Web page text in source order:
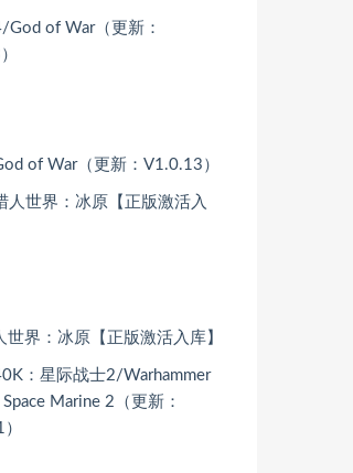
of War（更新：V1.0.13）
世界：冰原【正版激活入库】